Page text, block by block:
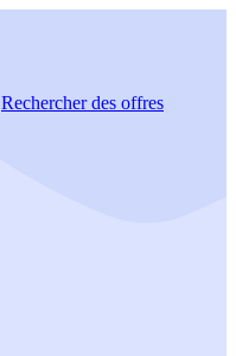
Rechercherdes offres